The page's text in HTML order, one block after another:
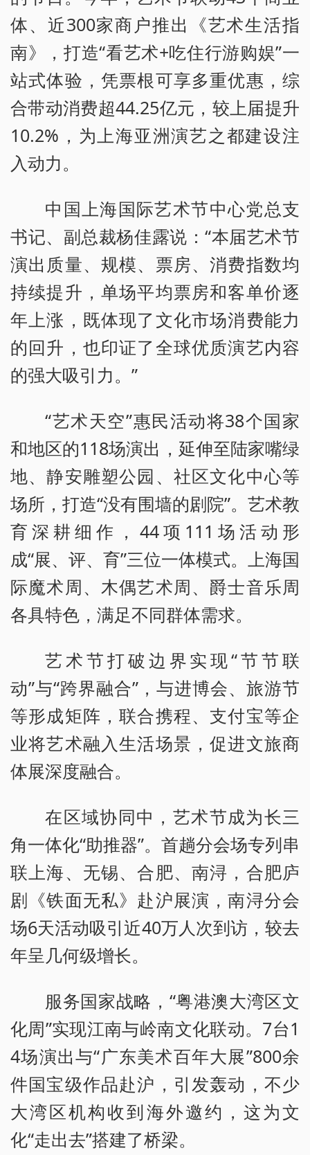
体、近300家商户推出《艺术生活指
南》，打造“看艺术+吃住行游购娱”一
站式体验，凭票根可享多重优惠，综
合带动消费超44.25亿元，较上届提升
10.2%，为上海亚洲演艺之都建设注
入动力。
中国上海国际艺术节中心党总支
书记、副总裁杨佳露说：“本届艺术节
演出质量、规模、票房、消费指数均
持续提升，单场平均票房和客单价逐
年上涨，既体现了文化市场消费能力
的回升，也印证了全球优质演艺内容
的强大吸引力。”
“艺术天空”惠民活动将38个国家
和地区的118场演出，延伸至陆家嘴绿
地、静安雕塑公园、社区文化中心等
场所，打造“没有围墙的剧院”。艺术教
育深耕细作，44项111场活动形
成“展、评、育”三位一体模式。上海国
际魔术周、木偶艺术周、爵士音乐周
各具特色，满足不同群体需求。
艺术节打破边界实现“节节联
动”与“跨界融合”，与进博会、旅游节
等形成矩阵，联合携程、支付宝等企
业将艺术融入生活场景，促进文旅商
体展深度融合。
在区域协同中，艺术节成为长三
角一体化“助推器”。首趟分会场专列串
联上海、无锡、合肥、南浔，合肥庐
剧《铁面无私》赴沪展演，南浔分会
场6天活动吸引近40万人次到访，较去
年呈几何级增长。
服务国家战略，“粤港澳大湾区文
化周”实现江南与岭南文化联动。7台1
4场演出与“广东美术百年大展”800余
件国宝级作品赴沪，引发轰动，不少
大湾区机构收到海外邀约，这为文
化“走出去”搭建了桥梁。